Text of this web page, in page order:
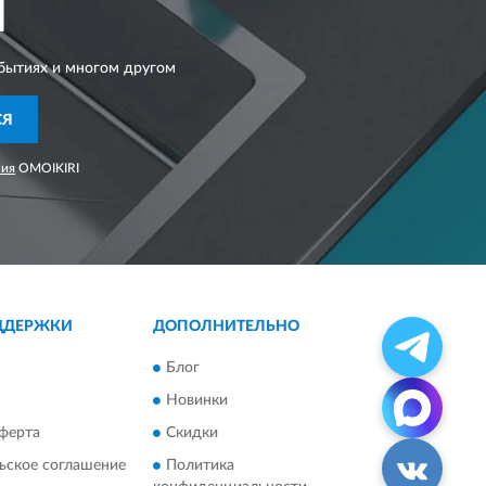
и многом другом
OMOIKIRI
соглашение
ДОПОЛНИТЕЛЬНО
Блог
Новинки
Скидки
Политика